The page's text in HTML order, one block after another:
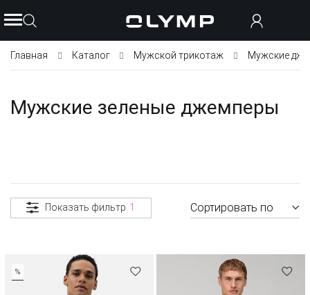
Главная Каталог Мужской трикотаж Мужские
Мужские зеленые джемперы
Показать фильтр 1 Сортировать по
%